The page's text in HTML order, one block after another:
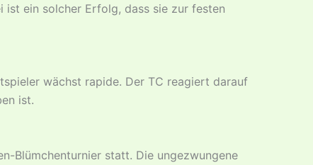
ein solcher Erfolg, dass sie zur festen
wächst rapide. Der TC reagiert darauf
ist.
Blümchenturnier statt. Die ungezwungene